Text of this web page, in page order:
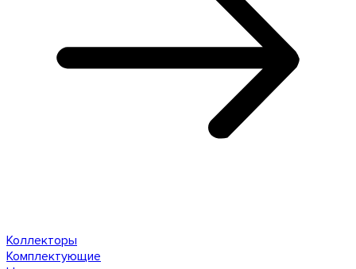
Коллекторы
Комплектующие